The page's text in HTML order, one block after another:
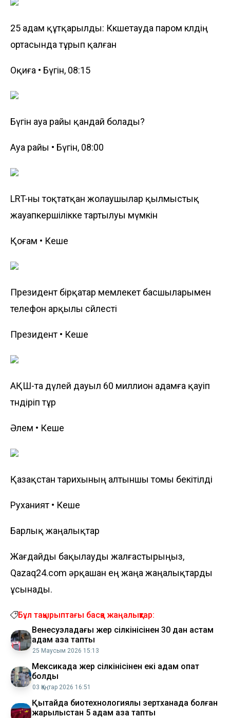
25 адам құтқарылды: Көкшетауда паром көлдің
ортасында тұрып қалған
Оқиға • Бүгін, 08:15
Бүгін ауа райы қандай болады?
Ауа райы • Бүгін, 08:00
LRT-ны тоқтатқан жолаушылар қылмыстық
жауапкершілікке тартылуы мүмкін
Қоғам • Кеше
Президент бірқатар мемлекет басшыларымен
телефон арқылы сөйлесті
Президент • Кеше
АҚШ-та дүлей дауыл 60 миллион адамға қауіп
төндіріп тұр
Әлем • Кеше
Қазақстан тарихының алтыншы томы бекітілді
Руханият • Кеше
Барлық жаңалықтар
Жағдайды бақылауды жалғастырыңыз,
Qazaq24.com әрқашан ең жаңа жаңалықтарды
ұсынады.
Бұл тақырыптағы басқа жаңалықтар:
Венесуэладағы жер сілкінісінен 30 дан астам
адам қаза тапты
25 Маусым 2026 15:13
Мексикада жер сілкінісінен екі адам опат
болды
03 Қаңтар 2026 16:51
Қытайда биотехнологиялық зертханада болған
жарылыстан 5 адам қаза тапты